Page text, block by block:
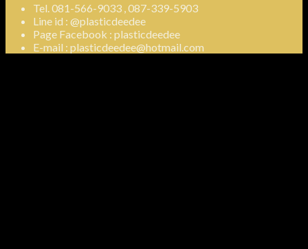
Tel. 081-566-9033 , 087-339-5903
Line id : @plasticdeedee
Page Facebook : plasticdeedee
E-mail : plasticdeedee@hotmail.com